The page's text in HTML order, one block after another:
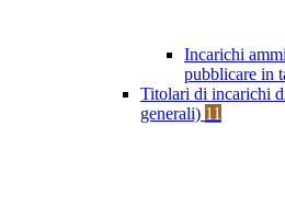
Incarichi
pubblicare in
Titolari di incarichi
generali) 11